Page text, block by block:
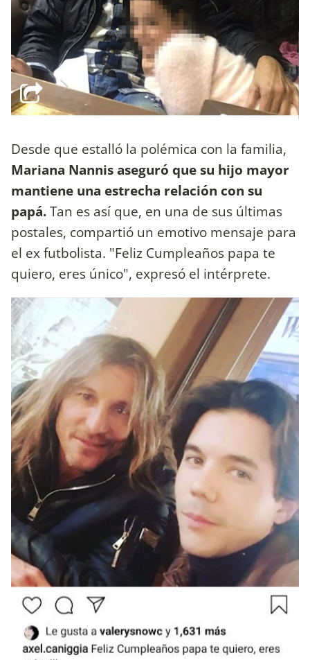
Desde que estalló la polémica con la familia,
Mariana Nannis aseguró que su hijo mayor
mantiene una estrecha relación con su
papá.Tan es así que, en una de sus últimas
postales, compartió un emotivo mensaje para
el ex futbolista. "Feliz Cumpleaños papa te
quiero, eres único", expresó el intérprete.